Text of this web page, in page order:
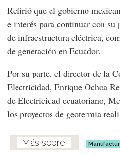
Refirió que el gobierno
e interés para continuar con su
de infraestructura eléctrica,
de generación en Ecuador.
Por su parte, el director de la
Electricidad, Enrique Ochoa
de Electricidad ecuatoriano,
los proyectos de geotermia